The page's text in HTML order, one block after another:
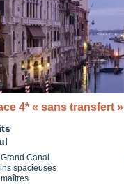
4* « sans transfert »
Canal
spacieuses